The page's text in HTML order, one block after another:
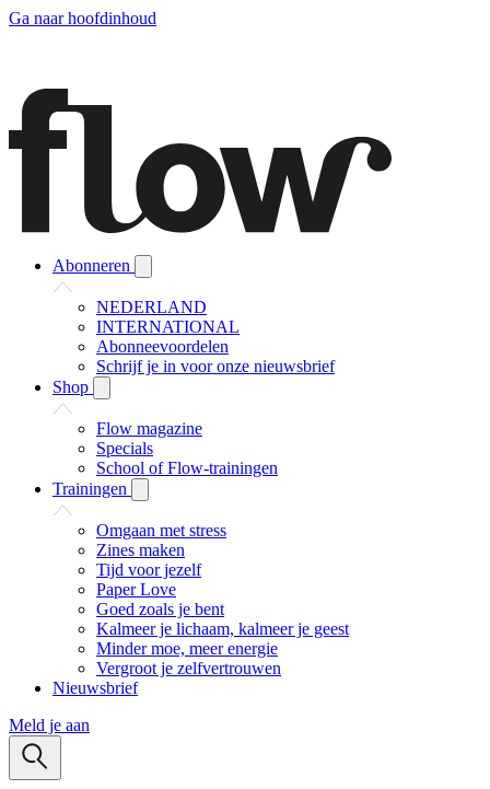
Ga naar hoofdinhoud
Abonneren
NEDERLAND
INTERNATIONAL
Abonneevoordelen
Schrijf je in voor onze nieuwsbrief
Shop
Flow magazine
Specials
School of Flow-trainingen
Trainingen
Omgaan met stress
Zines maken
Tijd voor jezelf
Paper Love
Goed zoals je bent
Kalmeer je lichaam, kalmeer je geest
Minder moe, meer energie
Vergroot je zelfvertrouwen
Nieuwsbrief
Meld je aan